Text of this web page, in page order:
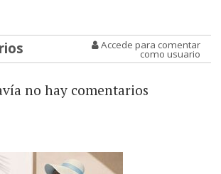
Accede para comentar
como usuario
no hay comentarios